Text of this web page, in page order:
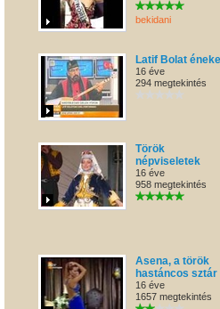
bekidani
Latif Bolat
16 éve
294 megtekintés
Török
népviseletek
16 éve
958 megtekintés
Asena, a török
hastáncos sztár
16 éve
1657 megtekintés